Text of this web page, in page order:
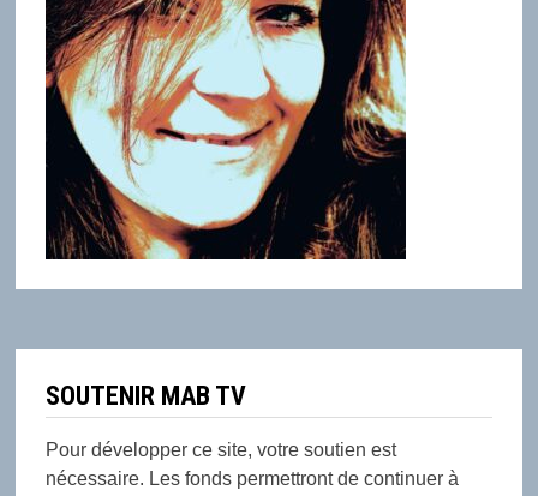
SOUTENIR MAB TV
Pour développer ce site, votre soutien est
nécessaire. Les fonds permettront de continuer à